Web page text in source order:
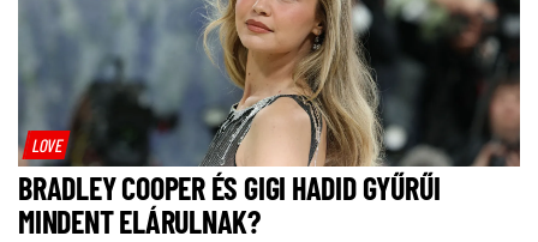
LOVE
BRADLEY COOPER ÉS GIGI HADID GYŰRŰI
MINDENT ELÁRULNAK?